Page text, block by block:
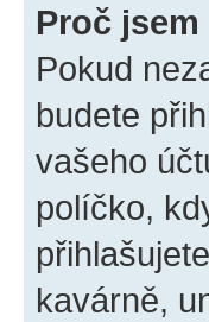
Proč
Pokud
budete
vašeho
políčko,
kavárně,